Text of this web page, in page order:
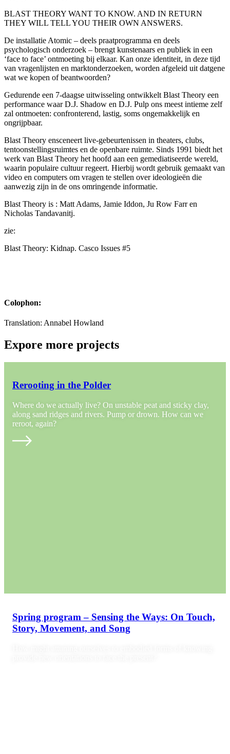
BLAST THEORY WANT TO KNOW. AND IN RETURN
THEY WILL TELL YOU THEIR OWN ANSWERS.
De installatie Atomic – deels praatprogramma en deels
psychologisch onderzoek – brengt kunstenaars en publiek in een
‘face to face’ ontmoeting bij elkaar. Kan onze identiteit, in deze tijd
van vragenlijsten en marktonderzoeken, worden afgeleid uit datgene
wat we kopen of beantwoorden?
Gedurende een 7-daagse uitwisseling ontwikkelt Blast Theory een
performance waar D.J. Shadow en D.J. Pulp ons meest intieme zelf
zal ontmoeten: confronterend, lastig, soms ongemakkelijk en
ongrijpbaar.
Blast Theory ensceneert live-gebeurtenissen in theaters, clubs,
tentoonstellingsruimtes en de openbare ruimte. Sinds 1991 biedt het
werk van Blast Theory het hoofd aan een gemediatiseerde wereld,
waarin populaire cultuur regeert. Hierbij wordt gebruik gemaakt van
video en computers om vragen te stellen over ideologieën die
aanwezig zijn in de ons omringende informatie.
Blast Theory is : Matt Adams, Jamie Iddon, Ju Row Farr en
Nicholas Tandavanitj.
zie:
Blast Theory: Kidnap. Casco Issues #5
Colophon:
Translation: Annabel Howland
Expore more projects
Rerooting in the Polder
Where do we actually live? On unstable peat and sticky clay,
along sand ridges and rivers. Pump or drown. How can we
reroot, again?
Spring program – Sensing the Ways: On Touch,
Story, Movement, and Song